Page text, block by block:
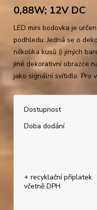
0,88W; 12V DC
LED mini bodovka je
podhledu. Jedná se o
několika kusů (i jiných
jiné dekorativní obrazce
jako signální svítidlo. Pro
Dostupnost
Doba dodání
+ recyklační příplatek
včetně DPH